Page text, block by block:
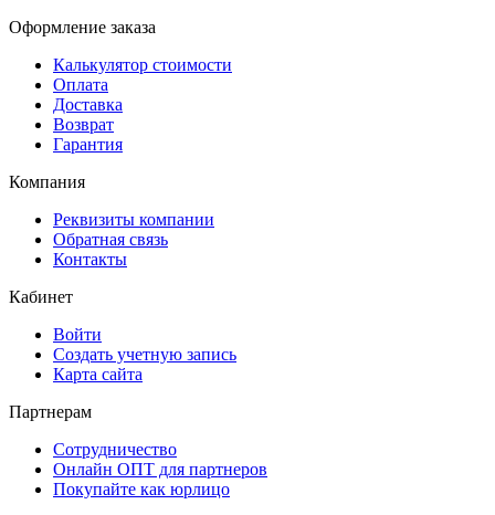
Оформление заказа
Калькулятор стоимости
Оплата
Доставка
Возврат
Гарантия
Компания
Реквизиты компании
Обратная связь
Контакты
Кабинет
Войти
Создать учетную запись
Карта сайта
Партнерам
Сотрудничество
Онлайн ОПТ для партнеров
Покупайте как юрлицо